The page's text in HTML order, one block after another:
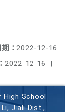
： 2022-12-16
2022-12-16 |
High School
Li, Jiali Dist.,